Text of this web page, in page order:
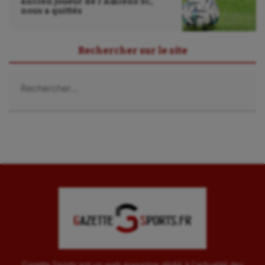
Patinage artistique
Pétanque
Plongée
Sarbacane
Sauvetage sportif
Sport adapté
Sport handicap
nous a quittés
Rechercher sur le site